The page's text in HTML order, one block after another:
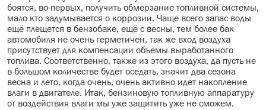
боятся, во-первых, получить обмерзание топливной системы,
мало кто задумывается о коррозии. Чаще всего запас воды
ещё плещется в бензобаке, ещё с весны, тем более бак
автомобиля не очень герметичен, так же вход воздуха
присутствует для компенсации объёмы выработанного
топлива. Соответственно, также из этого воздуха, да пусть не
в большом количестве будет оседать, значит два сезона
весна и лето, когда очень, очень активно идёт накопление
влаги в двигателе. Итак, бензиновую топливную аппаратуру
от воздействия влаги мы уже защитить уже не сможем.